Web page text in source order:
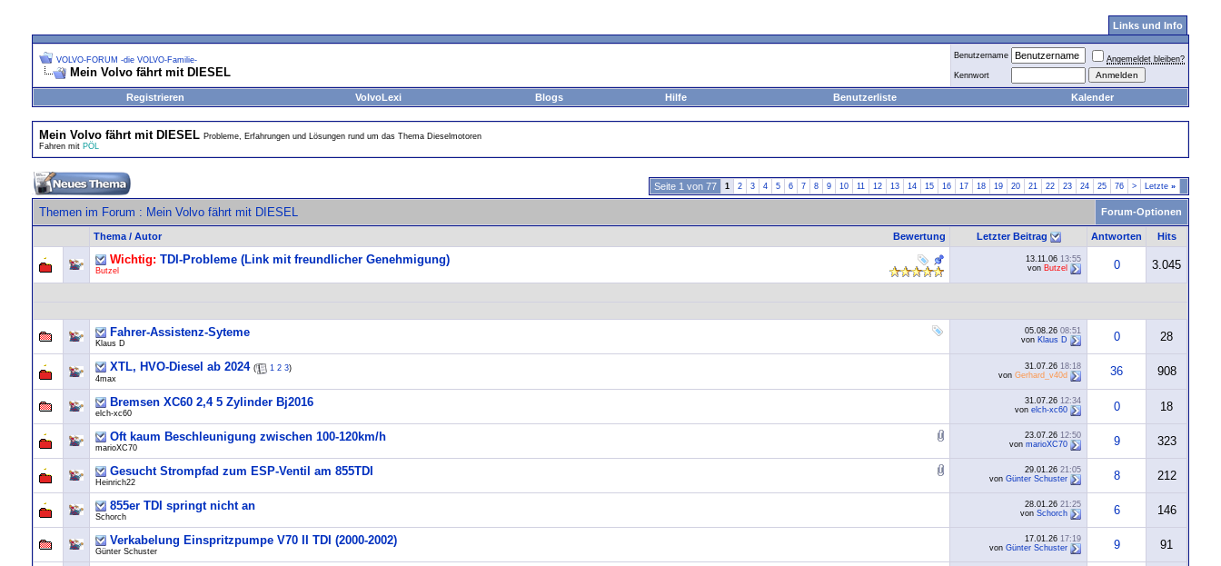
Links und Info
VOLVO-FORUM -die VOLVO-Familie-
Mein Volvo fährt mit DIESEL
Benutzername
Angemeldet bleiben?
Kennwort
Registrieren VolvoLexi Blogs Hilfe Benutzerliste Kalender
Mein Volvo fährt mit DIESEL Probleme, Erfahrungen und Lösungen rund um das Thema Dieselmotoren
Fahren mit PÖL
Seite 1 von 77 1 2 3 4 5 6 7 8 9 10 11 12 13 14 15 16 17 18 19 20 21 22 23 24 25 76 > Letzte »
Themen im Forum : Mein Volvo fährt mit DIESEL Forum-Optionen
Bewertung
Thema / Autor Letzter Beitrag Antworten Hits
Wichtig: TDI-Probleme (Link mit freundlicher Genehmigung)
Butzel
13.11.06 13:55
von Butzel 0 3.045
Fahrer-Assistenz-Syteme
Klaus D
05.08.26 08:51
von Klaus D 0 28
XTL, HVO-Diesel ab 2024 ( 1 2 3)
4max
31.07.26 18:18
von Gerhard_v40d 36 908
Bremsen XC60 2,4 5 Zylinder Bj2016
elch-xc60
31.07.26 12:34
von elch-xc60 0 18
Oft kaum Beschleunigung zwischen 100-120km/h
marioXC70
23.07.26 12:50
von marioXC70 9 323
Gesucht Strompfad zum ESP-Ventil am 855TDI
Heinrich22
29.01.26 21:05
von Günter Schuster 8 212
855er TDI springt nicht an
Schorch
28.01.26 21:25
von Schorch 6 146
Verkabelung Einspritzpumpe V70 II TDI (2000-2002)
Günter Schuster
17.01.26 17:19
von Günter Schuster 9 91